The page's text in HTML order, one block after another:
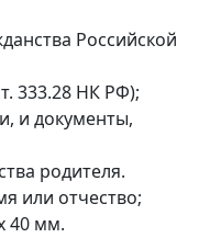
Российской
333.28 НК РФ);
и документы,
родителя.
или отчество;
40 мм.